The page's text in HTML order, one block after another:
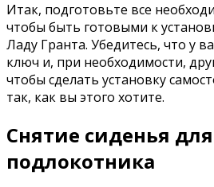
Итак, подготовьте все
чтобы быть готовыми к
Ладу Гранта. Убедитесь, что у
ключ и, при необходимости,
чтобы сделать установку
так, как вы этого хотите.
Снятие сиденья
подлокотника